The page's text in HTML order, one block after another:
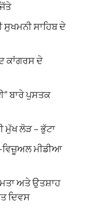
ਸੁਖਮਨੀ ਸਾਹਿਬ ਦੇ
ਕਾਂਗਰਸ ਦੇ
ਬਾਰੇ ਪੁਸਤਕ
ਮੁੱਖ ਲੋੜ – ਭੁੱਟਾ
ਮੀਡੀਆ
ਅਤੇ ਉਤਸ਼ਾਹ
ਦਿਵਸ